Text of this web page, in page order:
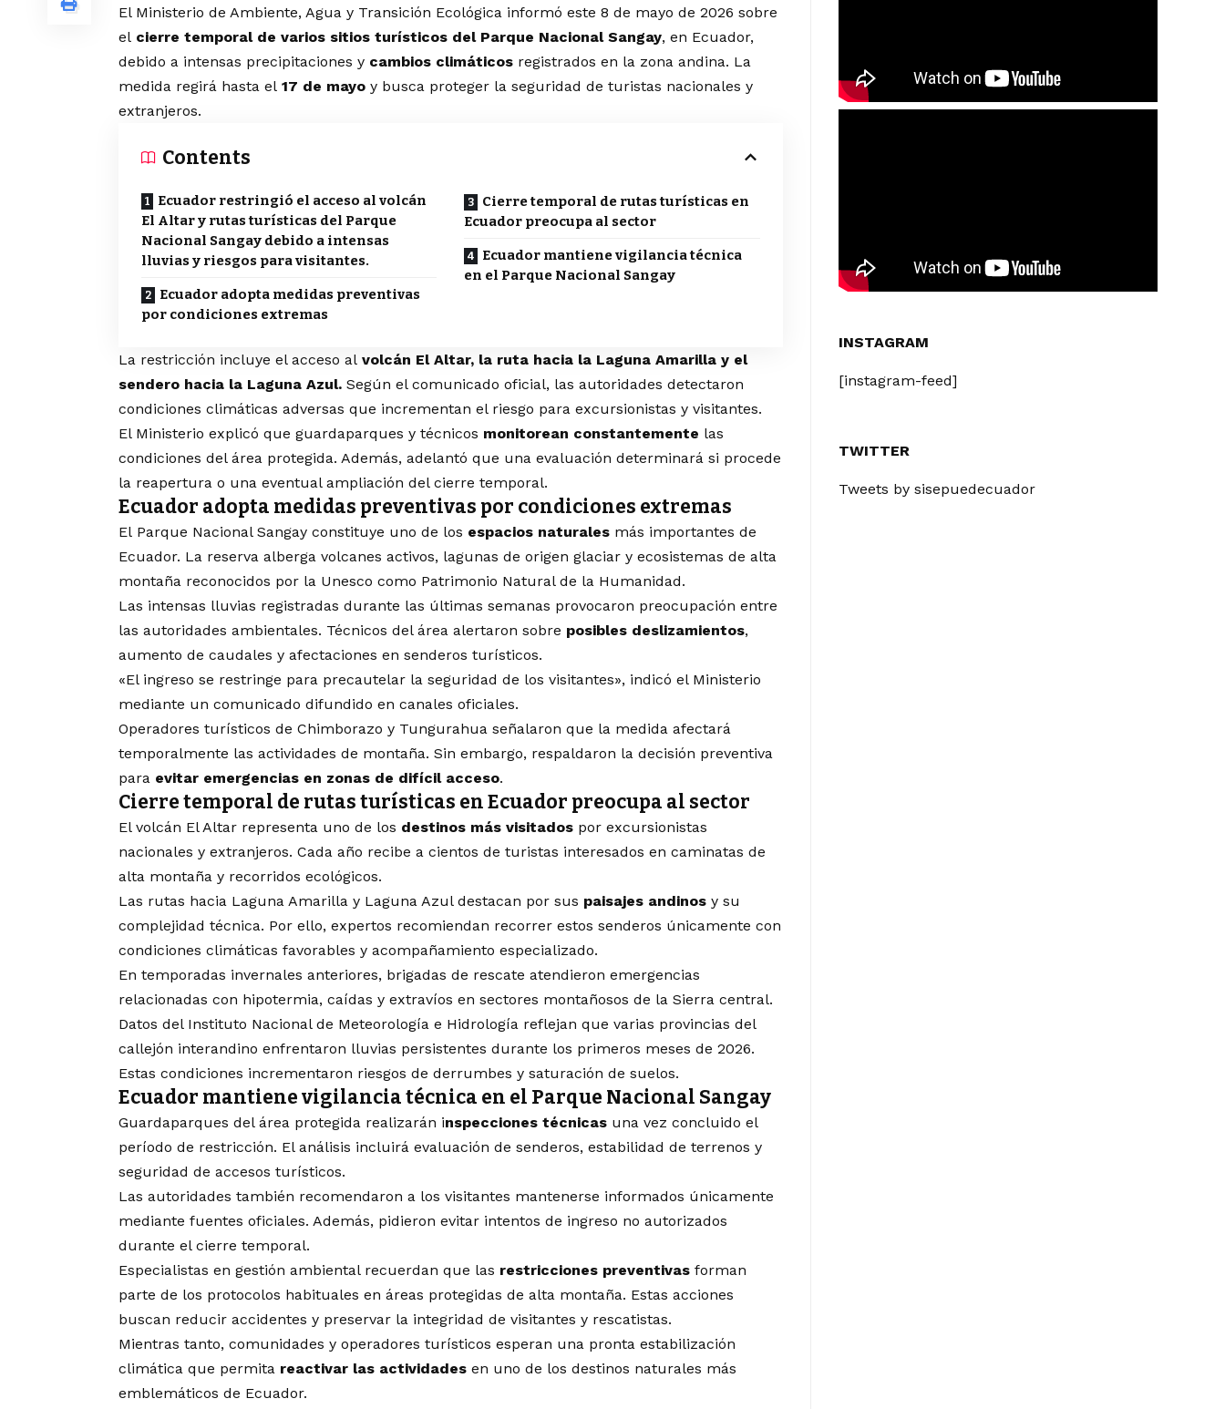
El Ministerio de Ambiente, Agua y Transición Ecológica informó este 8 de mayo de 2026 sobre
el cierre temporal de varios sitios turísticos del Parque Nacional Sangay, en Ecuador,
debido a intensas precipitaciones y cambios climáticos registrados en la zona andina. La
medida regirá hasta el 17 de mayo y busca proteger la seguridad de turistas nacionales y
extranjeros.
Contents
Ecuador restringió el acceso al volcán
El Altar y rutas turísticas del Parque
Nacional Sangay debido a intensas
lluvias y riesgos para visitantes.
Ecuador adopta medidas preventivas
por condiciones extremas
Cierre temporal de rutas turísticas en
Ecuador preocupa al sector
Ecuador mantiene vigilancia técnica
en el Parque Nacional Sangay
La restricción incluye el acceso al volcán El Altar, la ruta hacia la Laguna Amarilla y el
sendero hacia la Laguna Azul. Según el comunicado oficial, las autoridades detectaron
condiciones climáticas adversas que incrementan el riesgo para excursionistas y visitantes.
El Ministerio explicó que guardaparques y técnicos monitorean constantemente las
condiciones del área protegida. Además, adelantó que una evaluación determinará si procede
la reapertura o una eventual ampliación del cierre temporal.
Ecuador adopta medidas preventivas por condiciones extremas
El Parque Nacional Sangay constituye uno de los espacios naturales más importantes de
Ecuador. La reserva alberga volcanes activos, lagunas de origen glaciar y ecosistemas de alta
montaña reconocidos por la Unesco como Patrimonio Natural de la Humanidad.
Las intensas lluvias registradas durante las últimas semanas provocaron preocupación entre
las autoridades ambientales. Técnicos del área alertaron sobre posibles deslizamientos,
aumento de caudales y afectaciones en senderos turísticos.
«El ingreso se restringe para precautelar la seguridad de los visitantes», indicó el Ministerio
mediante un comunicado difundido en canales oficiales.
Operadores turísticos de Chimborazo y Tungurahua señalaron que la medida afectará
temporalmente las actividades de montaña. Sin embargo, respaldaron la decisión preventiva
para evitar emergencias en zonas de difícil acceso.
Cierre temporal de rutas turísticas en Ecuador preocupa al sector
El volcán El Altar representa uno de los destinos más visitados por excursionistas
nacionales y extranjeros. Cada año recibe a cientos de turistas interesados en caminatas de
alta montaña y recorridos ecológicos.
Las rutas hacia Laguna Amarilla y Laguna Azul destacan por sus paisajes andinos y su
complejidad técnica. Por ello, expertos recomiendan recorrer estos senderos únicamente con
condiciones climáticas favorables y acompañamiento especializado.
En temporadas invernales anteriores, brigadas de rescate atendieron emergencias
relacionadas con hipotermia, caídas y extravíos en sectores montañosos de la Sierra central.
Datos del Instituto Nacional de Meteorología e Hidrología reflejan que varias provincias del
callejón interandino enfrentaron lluvias persistentes durante los primeros meses de 2026.
Estas condiciones incrementaron riesgos de derrumbes y saturación de suelos.
Ecuador mantiene vigilancia técnica en el Parque Nacional Sangay
Guardaparques del área protegida realizarán inspecciones técnicas una vez concluido el
período de restricción. El análisis incluirá evaluación de senderos, estabilidad de terrenos y
seguridad de accesos turísticos.
Las autoridades también recomendaron a los visitantes mantenerse informados únicamente
mediante fuentes oficiales. Además, pidieron evitar intentos de ingreso no autorizados
durante el cierre temporal.
Especialistas en gestión ambiental recuerdan que las restricciones preventivas forman
parte de los protocolos habituales en áreas protegidas de alta montaña. Estas acciones
buscan reducir accidentes y preservar la integridad de visitantes y rescatistas.
Mientras tanto, comunidades y operadores turísticos esperan una pronta estabilización
climática que permita reactivar las actividades en uno de los destinos naturales más
emblemáticos de Ecuador.
INSTAGRAM
[instagram-feed]
TWITTER
Tweets by sisepuedecuador